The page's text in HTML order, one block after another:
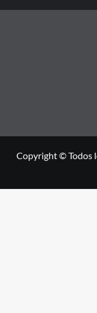
Copyright © Todos